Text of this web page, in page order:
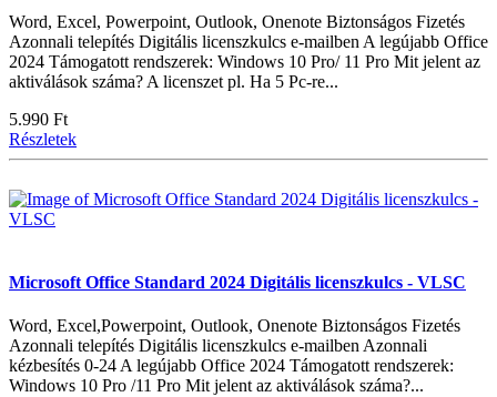
Word, Excel, Powerpoint, Outlook, Onenote Biztonságos Fizetés
Azonnali telepítés Digitális licenszkulcs e-mailben A legújabb Office
2024 Támogatott rendszerek: Windows 10 Pro/ 11 Pro Mit jelent az
aktiválások száma? A licenszet pl. Ha 5 Pc-re...
5.990 Ft
Részletek
Microsoft Office Standard 2024 Digitális licenszkulcs - VLSC
Word, Excel,Powerpoint, Outlook, Onenote Biztonságos Fizetés
Azonnali telepítés Digitális licenszkulcs e-mailben Azonnali
kézbesítés 0-24 A legújabb Office 2024 Támogatott rendszerek:
Windows 10 Pro /11 Pro Mit jelent az aktiválások száma?...